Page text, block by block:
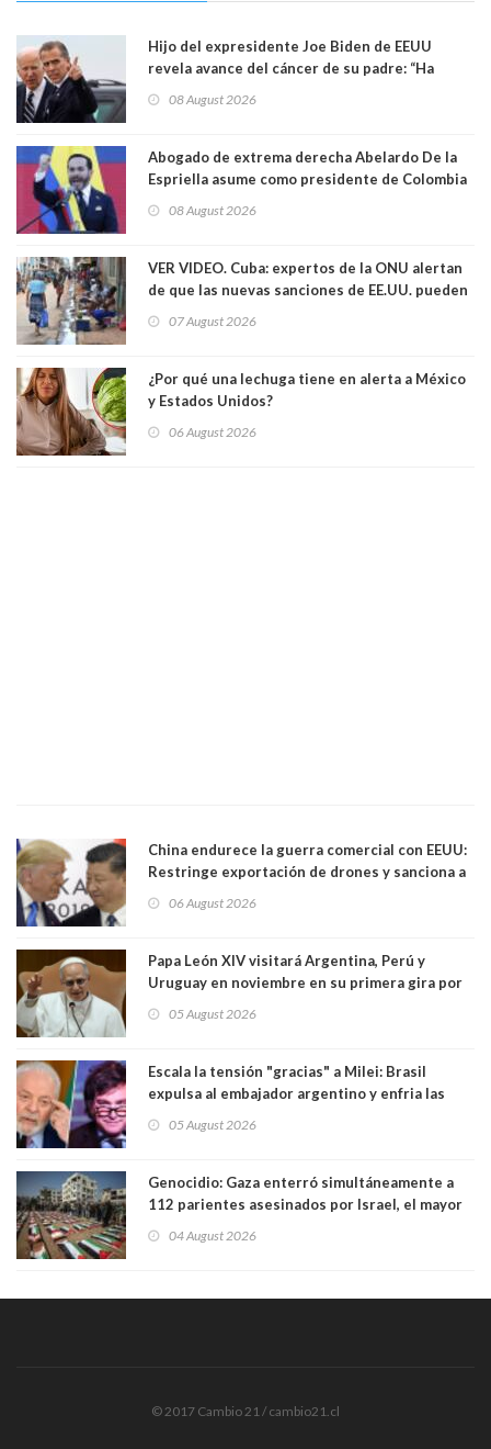
Hijo del expresidente Joe Biden de EEUU
revela avance del cáncer de su padre: “Ha
08 August 2026
Abogado de extrema derecha Abelardo De la
Espriella asume como presidente de Colombia
08 August 2026
VER VIDEO. Cuba: expertos de la ONU alertan
de que las nuevas sanciones de EE.UU. pueden
07 August 2026
¿Por qué una lechuga tiene en alerta a México
y Estados Unidos?
06 August 2026
China endurece la guerra comercial con EEUU:
Restringe exportación de drones y sanciona a
06 August 2026
Papa León XIV visitará Argentina, Perú y
Uruguay en noviembre en su primera gira por
05 August 2026
Escala la tensión "gracias" a Milei: Brasil
expulsa al embajador argentino y enfria las
trasandino
05 August 2026
Genocidio: Gaza enterró simultáneamente a
112 parientes asesinados por Israel, el mayor
muertos figuran 44 niños y nueve ancianos
04 August 2026
© 2017 Cambio 21 / cambio21.cl